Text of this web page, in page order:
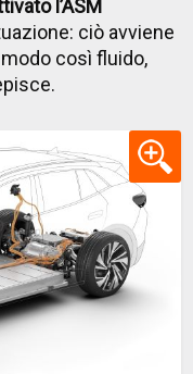
l’ASM
ciò avviene
così fluido,